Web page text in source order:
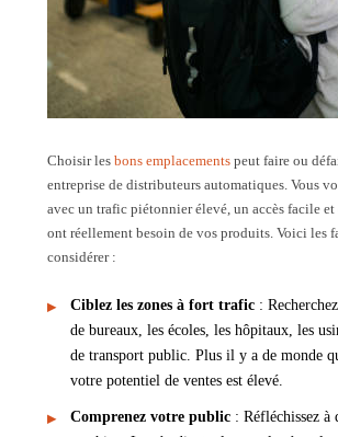
Choisir les bons emplacements peut faire ou
entreprise de distributeurs automatiques. Vous
avec un trafic piétonnier élevé, un accès facile
ont réellement besoin de vos produits. Voici les
considérer :
Ciblez les zones à fort trafic :
de bureaux, les écoles, les hôpitaux, les
de transport public. Plus il y a de monde
votre potentiel de ventes est élevé.
Comprenez votre public : Réfléchissez